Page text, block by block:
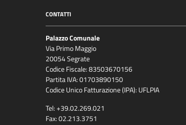
CONTATTI
Palazzo Comunale
Via Primo Maggio
20054 Segrate
Codice Fiscale: 83503670156
Partita IVA: 01703890150
Codice Unico Fatturazione (IPA): UFLPIA
Tel: +39.02.269.021
Fax: 02.213.3751